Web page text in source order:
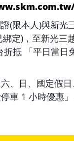
(限本人)與新光
綁定)，至新光三
折抵 「平日當日
六、日、國定假
車 1 小時優惠」